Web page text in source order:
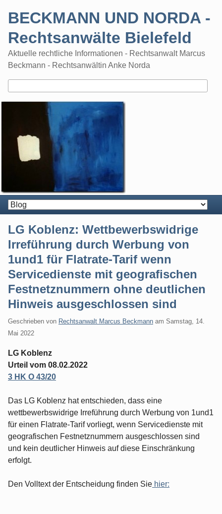
BECKMANN UND NORDA -
Rechtsanwälte Bielefeld
Aktuelle rechtliche Informationen - Rechtsanwalt Marcus
Beckmann - Rechtsanwältin Anke Norda
LG Koblenz: Wettbewerbswidrige
Irreführung durch Werbung von
1und1 für Flatrate-Tarif wenn
Servicedienste mit geografischen
Festnetznummern ohne deutlichen
Hinweis ausgeschlossen sind
Geschrieben von Rechtsanwalt Marcus Beckmann am Samstag, 14.
Mai 2022
LG Koblenz
Urteil vom 08.02.2022
3 HK O 43/20
Das LG Koblenz hat entschieden, dass eine
wettbewerbswidrige Irreführung durch Werbung von 1und1
für einen Flatrate-Tarif vorliegt, wenn Servicedienste mit
geografischen Festnetznummern ausgeschlossen sind
und kein deutlicher Hinweis auf diese Einschränkung
erfolgt.
Den Volltext der Entscheidung finden Sie hier: